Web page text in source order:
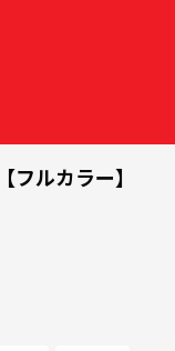
ルカラー】